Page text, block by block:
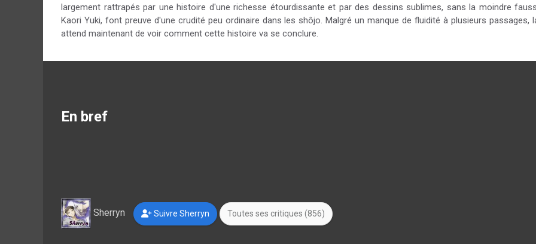
largement rattrapés par une histoire d'une richesse étourdissante et par des dessins sublimes, sans la moindre
Kaori Yuki, font preuve d'une crudité peu ordinaire dans les shôjo. Malgré un manque de fluidité à plusieurs passages,
attend maintenant de voir comment cette histoire va se conclure.
En bref
Sherryn Suivre Sherryn Toutes ses critiques (856)